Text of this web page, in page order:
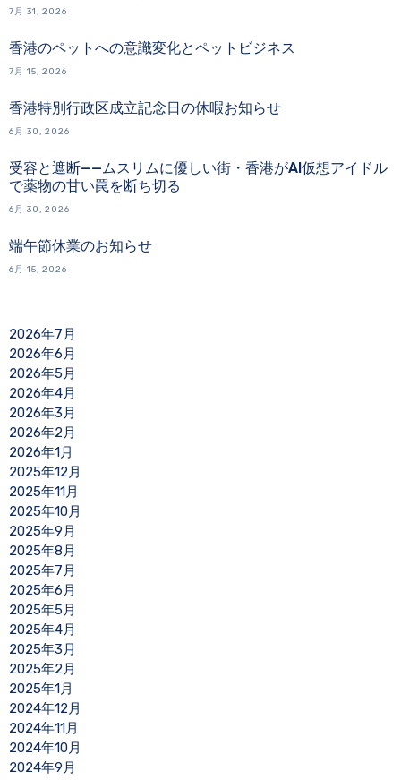
7月 31, 2026
香港のペットへの意識変化とペットビジネス
7月 15, 2026
香港特別行政区成立記念日の休暇お知らせ
6月 30, 2026
受容と遮断——ムスリムに優しい街・香港がAI仮想アイドル
で薬物の甘い罠を断ち切る
6月 30, 2026
端午節休業のお知らせ
6月 15, 2026
2026年7月
2026年6月
2026年5月
2026年4月
2026年3月
2026年2月
2026年1月
2025年12月
2025年11月
2025年10月
2025年9月
2025年8月
2025年7月
2025年6月
2025年5月
2025年4月
2025年3月
2025年2月
2025年1月
2024年12月
2024年11月
2024年10月
2024年9月